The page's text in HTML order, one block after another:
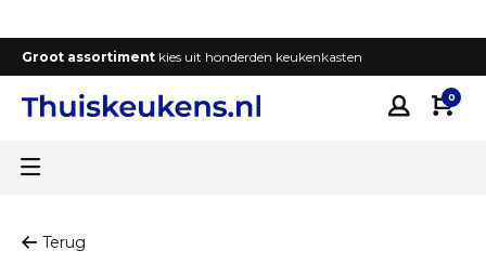
Groot assortiment kies uit honderden keukenkasten
0
Terug